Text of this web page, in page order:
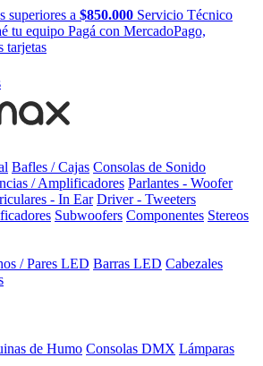
superiores a $850.000 Servicio Técnico
tu equipo Pagá con MercadoPago,
tarjetas
Bafles / Cajas Consolas de Sonido
/ Amplificadores Parlantes - Woofer
- In Ear Driver - Tweeters
Subwoofers Componentes Stereos
/ Pares LED Barras LED Cabezales
de Humo Consolas DMX Lámparas